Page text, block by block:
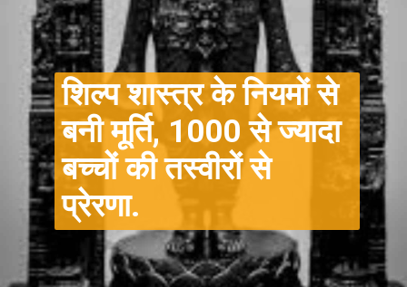
शिल्प शास्त्र के नियमों से
बनी मूर्ति, 1000 से ज्यादा
बच्चों की तस्वीरों से
प्रेरणा.